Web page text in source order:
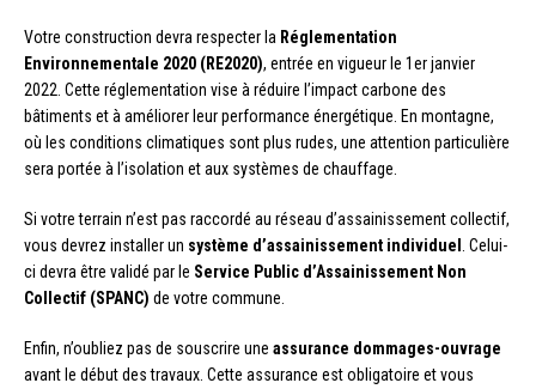
Votre construction devra respecter la Réglementation
Environnementale 2020 (RE2020), entrée en vigueur le 1er janvier
2022. Cette réglementation vise à réduire l’impact carbone des
bâtiments et à améliorer leur performance énergétique. En montagne,
où les conditions climatiques sont plus rudes, une attention particulière
sera portée à l’isolation et aux systèmes de chauffage.
Si votre terrain n’est pas raccordé au réseau d’assainissement collectif,
vous devrez installer un système d’assainissement individuel
. Celui-
ci devra être validé par le Service Public d’Assainissement Non
Collectif (SPANC) de votre commune.
Enfin, n’oubliez pas de souscrire une assurance dommages-ouvrage
avant le début des travaux. Cette assurance est obligatoire et vous